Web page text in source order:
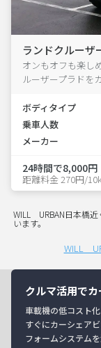
ランドクルーザ
オンもオフも楽し
ルーザープラドを
ボディタイプ
乗車人数
メーカー
24時間で8,000円
距離料金 270円/
WILL URBAN日本橋
います。
WILL
クルマ活用で
車載機の低コスト化
すぐにカーシェア
フォームシステム